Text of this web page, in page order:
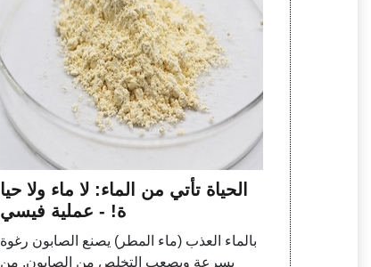
الحياة تأتي من الماء: لا ماء ولا حيا
ة! - عملية فيسي
بالماء العذب (ماء المطر) يصنع الصابون رغوة
بسرعة ويصعب التخلص من الصابون. من